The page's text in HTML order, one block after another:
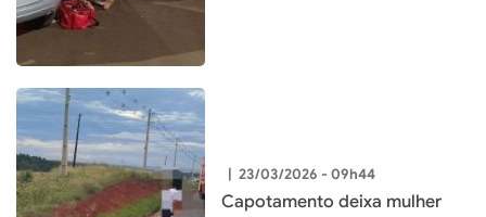
23/03/2026 - 09h44
Capotamento deixa mulher